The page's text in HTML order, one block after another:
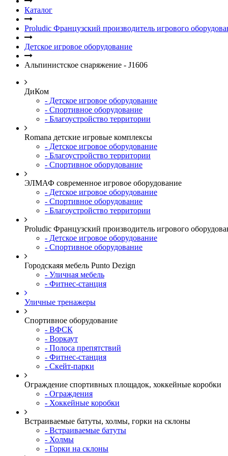
Каталог
Proludic Французский производитель игрового
Детское игровое оборудование
Альпинистское снаряжение - J1606
ДиКом
- Детское игровое оборудование
- Спортивное оборудование
- Благоустройство территории
Romana детские игровые комплексы
- Детское игровое оборудование
- Благоустройство территории
- Спортивное оборудование
ЭЛМАФ современное игровое оборудование
- Детское игровое оборудование
- Спортивное оборудование
- Благоустройство территории
Proludic Французский производитель игрового
- Детское игровое оборудование
- Спортивное оборудование
Городскаяя мебель Punto Dezign
- Уличная мебель
- Фитнес-станция
Уличные тренажеры
Спортивное оборудование
- ВФСК
- Воркаут
- Полоса препятствий
- Фитнес-станция
- Скейт-парки
Ограждение спортивных площадок, хоккейные коробки
- Ограждения
- Хоккейные коробки
Встраиваемые батуты, холмы, горки на склоны
- Встраиваемые батуты
- Холмы
- Горки на склоны